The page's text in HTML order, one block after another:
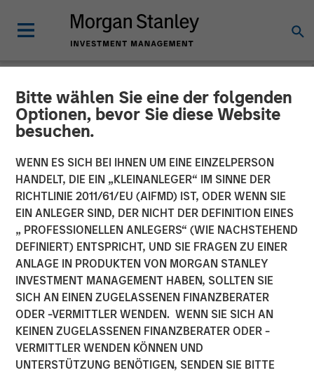
Bitte wählen Sie eine der folgenden
Optionen, bevor Sie diese Website
besuchen.
WENN ES SICH BEI IHNEN UM EINE EINZELPERSON
HANDELT, DIE EIN „KLEINANLEGER“ IM SINNE DER
RICHTLINIE 2011/61/EU (AIFMD) IST, ODER WENN SIE
EIN ANLEGER SIND, DER NICHT DER DEFINITION EINES
„ PROFESSIONELLEN ANLEGERS“ (WIE NACHSTEHEND
DEFINIERT) ENTSPRICHT, UND SIE FRAGEN ZU EINER
ANLAGE IN PRODUKTEN VON MORGAN STANLEY
INVESTMENT MANAGEMENT HABEN, SOLLTEN SIE
SICH AN EINEN ZUGELASSENEN FINANZBERATER
ODER -VERMITTLER WENDEN. WENN SIE SICH AN
KEINEN ZUGELASSENEN FINANZBERATER ODER -
VERMITTLER WENDEN KÖNNEN UND
UNTERSTÜTZUNG BENÖTIGEN, SENDEN SIE BITTE
NEWSROOM
Morgan Stanley Investment
Management’s 1GT Invests
in Series C Funding for
Overhaul Group
20 AUGUST 2025
NEW YORK - August 20, 2025